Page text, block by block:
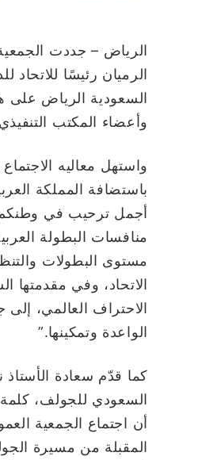
الرياض – جددت
السعودية الرياض على
وأعضاء المكتب
واستهل معاليه
باستضافة المملكة
أجمل ترحيب في وطنكم
منافسات البطولة
مستوى البطولات
الاتحاد، وفي مقدمتها
الاحتراف العالمي،
الواعدة وتمكينها.”
كما قدّم سعادة الأستاذ
السعودي للجولف، كلمة
أن اجتماع الجمعية
المقبلة من مسيرة